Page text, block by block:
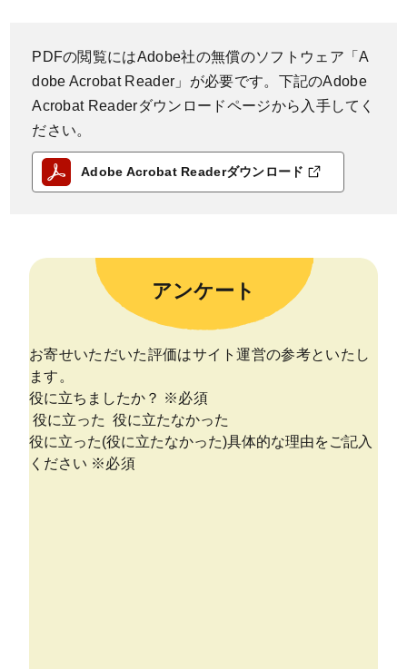
PDFの閲覧にはAdobe社の無償のソフトウェア「A
dobe Acrobat Reader」が必要です。下記のAdobe
Acrobat Readerダウンロードページから入手してく
ださい。
Adobe Acrobat Readerダウンロード
アンケート